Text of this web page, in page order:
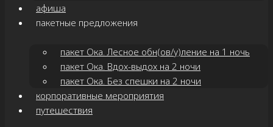
афиша
пакетные предложения
пакет Ока. Лесное обн(ов/у)ление на 1 ночь
пакет Ока. Вдох-выдох на 2 ночи
пакет Ока. Без спешки на 2 ночи
корпоративные мероприятия
путешествия